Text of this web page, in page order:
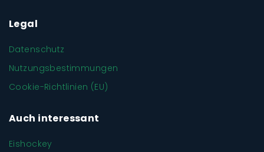
Legal
Datenschutz
Nutzungsbestimmungen
Cookie-Richtlinien (EU)
Auch interessant
Eishockey